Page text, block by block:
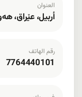
العنوان
أربيل، عێراق،
رقم الهاتف
7764440101